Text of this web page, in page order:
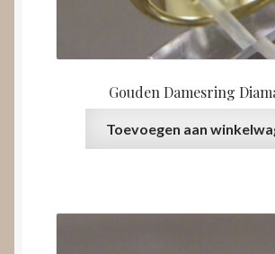
Gouden Damesring
Toevoegen aan